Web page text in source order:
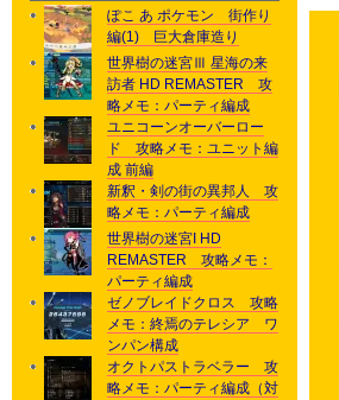
ぽこ あ ポケモン 街作り
編(1) 巨大倉庫造り
世界樹の迷宮Ⅲ 星海の来
訪者 HD REMASTER 攻
略メモ：パーティ編成
ユニコーンオーバーロー
ド 攻略メモ：ユニット編
成 前編
新釈・剣の街の異邦人 攻
略メモ：パーティ編成
世界樹の迷宮I HD
REMASTER 攻略メモ：
パーティ編成
ゼノブレイドクロス 攻略
メモ：終焉のテレシア ワ
ンパン構成
オクトパストラベラー 攻
略メモ：パーティ編成（対